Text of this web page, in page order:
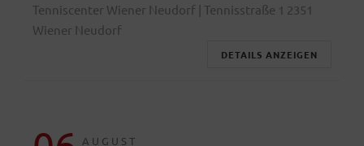
Tenniscenter Wiener Neudorf | Tennisstraße 1 2351
Wiener Neudorf
DETAILS ANZEIGEN
AUGUST